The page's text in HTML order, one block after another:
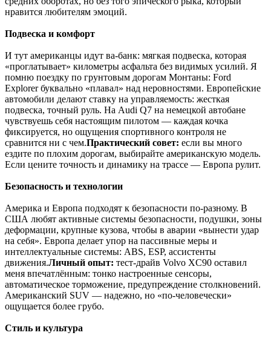
нравится любителям эмоций.
Подвеска и комфорт
И тут американцы идут ва-банк: мягкая подвеска, которая
«проглатывает» километры асфальта без видимых усилий. Я
помню поездку по грунтовым дорогам Монтаны: Ford
Explorer буквально «плавал» над неровностями. Европейские
автомобили делают ставку на управляемость: жесткая
подвеска, точный руль. На Audi Q7 на немецкой автобане
чувствуешь себя настоящим пилотом — каждая кочка
фиксируется, но ощущения спортивного контроля не
сравнится ни с чем.Практический совет: если вы много
ездите по плохим дорогам, выбирайте американскую модель.
Если цените точность и динамику на трассе — Европа рулит.
Безопасность и технологии
Америка и Европа подходят к безопасности по-разному. В
США любят активные системы безопасности, подушки, зоны
деформации, крупные кузова, чтобы в аварии «вынести удар
на себя». Европа делает упор на пассивные меры и
интеллектуальные системы: ABS, ESP, ассистенты
движения.Личный опыт: тест-драйв Volvo XC90 оставил
меня впечатлённым: тонко настроенные сенсоры,
автоматическое торможение, предупреждение столкновений.
Американский SUV — надежно, но «по-человечески»
ощущается более грубо.
Стиль и культура